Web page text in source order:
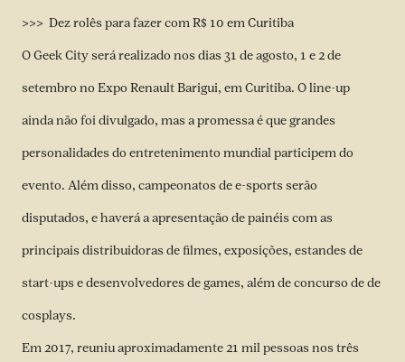
>>> Dez rolês para fazer com R$ 10 em Curitiba
O Geek City será realizado nos dias 31 de agosto, 1 e 2 de
setembro no Expo Renault Barigui, em Curitiba. O line-up
ainda não foi divulgado, mas a promessa é que grandes
personalidades do entretenimento mundial participem do
evento. Além disso, campeonatos de e-sports serão
disputados, e haverá a apresentação de painéis com as
principais distribuidoras de filmes, exposições, estandes de
start-ups e desenvolvedores de games, além de concurso de de
cosplays.
Em 2017, reuniu aproximadamente 21 mil pessoas nos três